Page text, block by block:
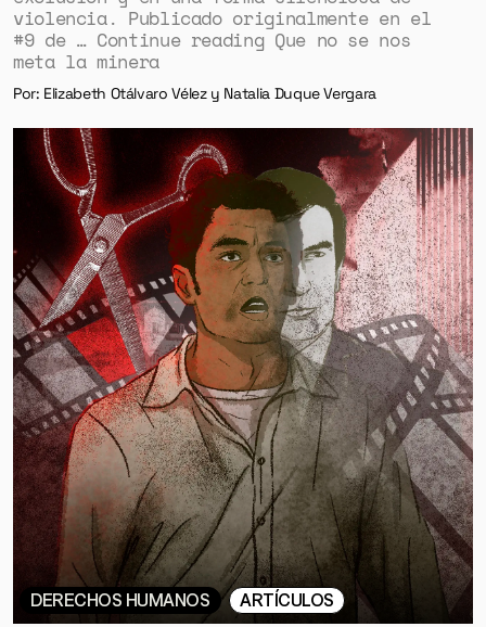
violencia. Publicado originalmente en el
#9 de … Continue reading Que no se nos
meta la minera
Por: Elizabeth Otálvaro Vélez y Natalia Duque Vergara
DERECHOS HUMANOS ARTÍCULOS